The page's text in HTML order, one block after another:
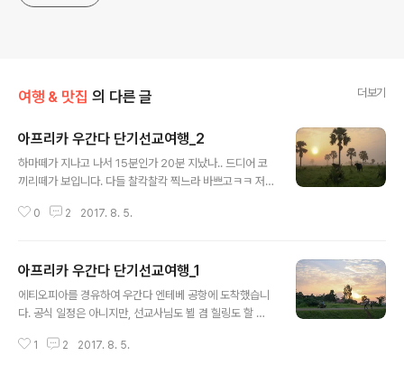
여행 & 맛집 의 다른 글 더보기
아프리카 우간다 단기선교여행_2
하마떼가 지나고 나서 15분인가 20분 지났나.. 드디어 코
끼리떼가 보입니다. 다들 찰칵찰칵 찍느라 바쁘고ㅋㅋ 저
했지만, 신기 신기... 그리고 또 잊을만 할 때쯤 나오는 우리
이 정도..? 그래서인지 하마떼가 있는 물가 바로 근처에는
악어나 그런 게 잘 없더라고요. 그렇게 3시간여를 분에 넘
치도록 배를 탄 뒤에, 땅을 밟았습니다.. 그 사이 소낙비도
다가 돌아오고ㅋㅋ ( 사진이 몇 장 안 되는 것 같지만, 많이
0 2 2017. 8. 5.
아프리카 우간다 단기선교여행_1
에티오피아를 경유하여 우간다 엔테베 공항에 도착했습니
다. 공식 일정은 아니지만, 선교사님도 뵐 겸 힐링도 할 겸.
착은 아니어서 다행. 문제는 새벽 3시에 도착했다는 사실.
1 2 2017. 8. 5.